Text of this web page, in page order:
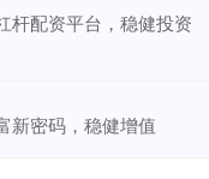
杆配资平台，稳健投资
新密码，稳健增值